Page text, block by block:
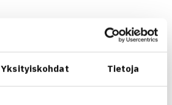
Yksityiskohdat Tietoja